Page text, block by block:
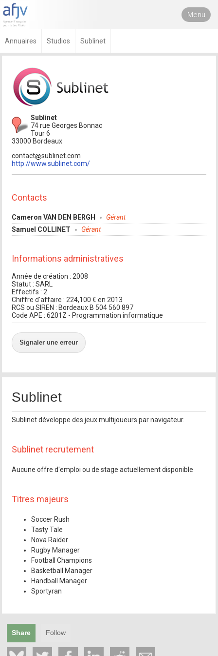
Menu
Annuaires Studios Sublinet
Sublinet
74 rue Georges Bonnac
Tour 6
33000 Bordeaux
contact
sublinet.com
http://www.sublinet.com/
Contacts
Cameron VAN DEN BERGH
Gérant
Samuel COLLINET
Gérant
Informations administratives
Année de création : 2008
Statut : SARL
Effectifs : 2
Chiffre d'affaire : 224,100 € en 2013
RCS ou SIREN : Bordeaux B 504 560 897
Code APE : 6201Z - Programmation informatique
Signaler une erreur
Sublinet
Sublinet développe des jeux multijoueurs par navigateur.
Sublinet recrutement
Aucune offre d'emploi ou de stage actuellement disponible
Titres majeurs
Soccer Rush
Tasty Tale
Nova Raider
Rugby Manager
Football Champions
Basketball Manager
Handball Manager
Sportyran
Share Follow